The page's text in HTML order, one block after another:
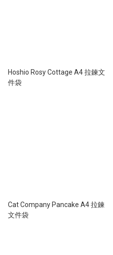
Hoshio Rosy Cottage A4 拉鍊文
件袋
Cat Company Pancake A4 拉鍊
文件袋